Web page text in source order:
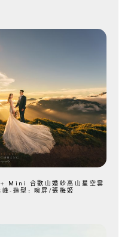
Mini 合歡山婚紗高山星空雲
峰-造型: 晼屏/張梅姬